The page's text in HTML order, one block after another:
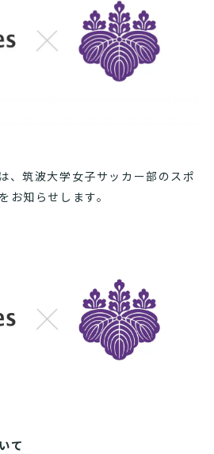
、筑波大学女子サッカー部のスポ
お知らせします。
て